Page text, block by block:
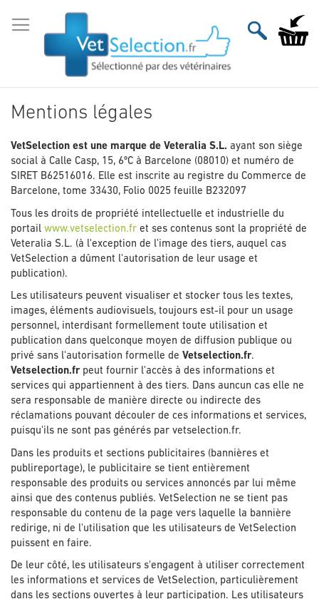
au
contenu
Mon
Mentions légales
VetSelection est une marque de Veteralia S.L. ayant son siège
social à Calle Casp, 15, 6ºC à Barcelone (08010) et numéro de
SIRET B62516016. Elle est inscrite au registre du Commerce de
Barcelone, tome 33430, Folio 0025 feuille B232097
Tous les droits de propriété intellectuelle et industrielle du
portail www.vetselection.fr et ses contenus sont la propriété de
Veteralia S.L. (à l'exception de l'image des tiers, auquel cas
VetSelection a dûment l'autorisation de leur usage et
publication).
Les utilisateurs peuvent visualiser et stocker tous les textes,
images, éléments audiovisuels, toujours est-il pour un usage
personnel, interdisant formellement toute utilisation et
publication dans quelconque moyen de diffusion publique ou
privé sans l'autorisation formelle de Vetselection.fr.
Vetselection.frpeut fournir l'accès à des informations et
services qui appartiennent à des tiers. Dans auncun cas elle ne
sera responsable de manière directe ou indirecte des
réclamations pouvant découler de ces informations et services,
puisqu'ils ne sont pas générés par vetselection.fr.
Dans les produits et sections publicitaires (bannières et
publireportage), le publicitaire se tient entièrement
responsable des produits ou services annoncés par lui même
ainsi que des contenus publiés. VetSelection ne se tient pas
responsable du contenu de la page vers laquelle la bannière
redirige, ni de l'utilisation que les utilisateurs de VetSelection
puissent en faire.
De leur côté, les utilisateurs s'engagent à utiliser correctement
les informations et services de VetSelection, particulièrement
dans les sections ouvertes à leur participation. Les utilisateurs